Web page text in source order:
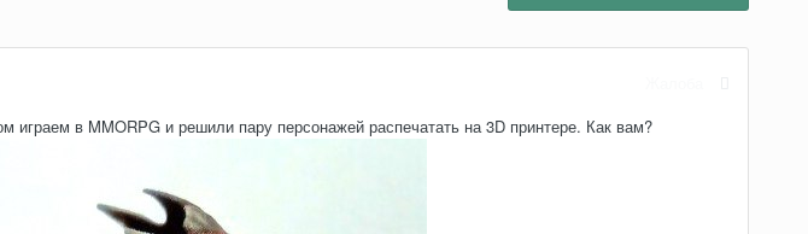
играем в MMORPG и решили пару персонажей распечатать на 3D принтере. Как вам?